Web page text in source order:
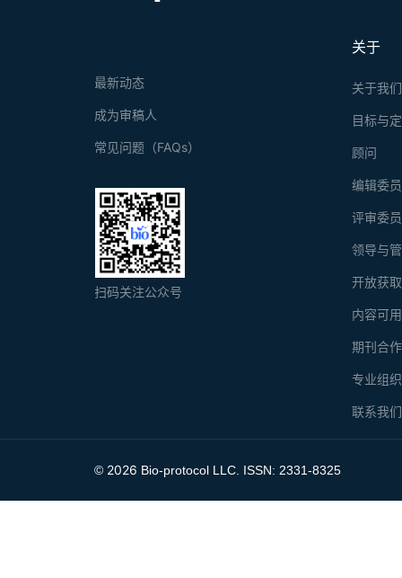
关于
关于我们
目标与
顾问
编辑委
评审委
领导与
开放获
内容可
期刊合
专业组
联系我们
最新动态
成为审稿人
常见问题（FAQs）
扫码关注公众号
© 2026 Bio-protocol LLC. ISSN: 2331-8325